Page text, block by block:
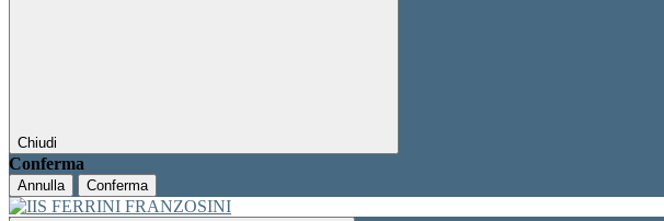
Chiudi
Conferma
Annulla Conferma